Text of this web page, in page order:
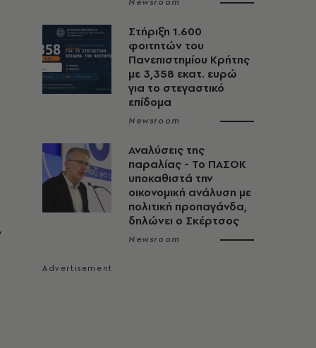
Στήριξη 1.600
φοιτητών του
Πανεπιστημίου Κρήτης
με 3,358 εκατ. ευρώ
για το στεγαστικό
επίδομα
Newsroom
Αναλύσεις της
παραλίας - Το ΠΑΣΟΚ
υποκαθιστά την
οικονομική ανάλυση με
πολιτική προπαγάνδα,
δηλώνει ο Σκέρτσος
Newsroom